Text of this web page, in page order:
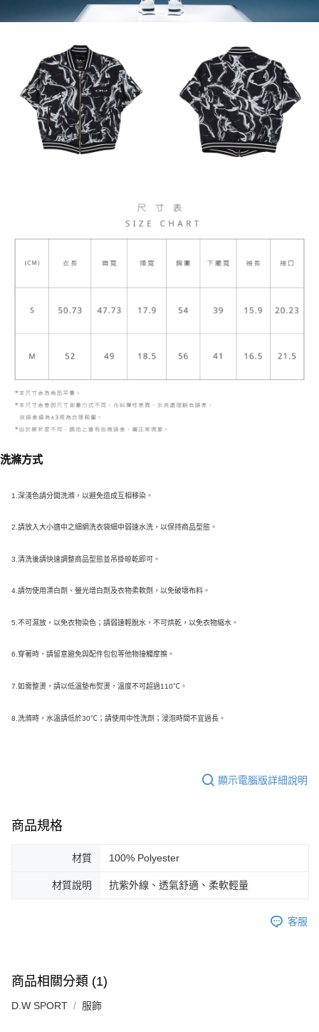
洗滌方式
1.深淺色請分開洗滌，以避免造成互相移染。
2.請放入大小適中之細網洗衣袋細中弱速水洗，以保持商品型態。
3.清洗後請快速調整商品型態並吊掛晾乾即可。
4.請勿使用漂白劑、螢光增白劑及衣物柔軟劑，以免破壞布料。
5.不可濕放，以免衣物染色；請弱速輕脫水，不可烘乾，以免衣物縮水。
6.穿著時，請留意避免與配件包包等他物接觸摩擦。
7.如需整燙，請以低溫墊布熨燙，溫度不可超過110℃。
8. 洗滌時，水溫請低於30℃；請使用中性洗劑；浸泡時間不宜過長。
顯示電腦版詳細說明
商品規格
材質 100% Polyester
材質說明 抗紫外線、透氣舒適、柔軟輕量
客服
商品相關分類 (1)
D.W SPORT 服飾